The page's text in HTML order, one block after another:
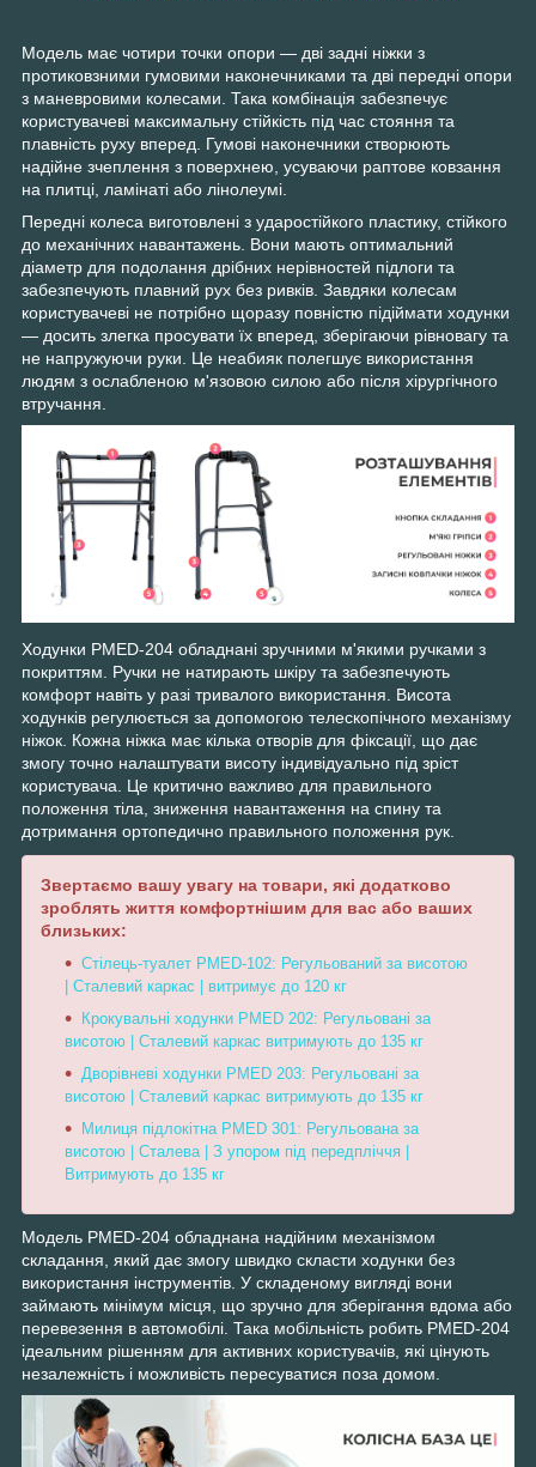
Модель має чотири точки опори — дві задні ніжки з
протиковзними гумовими наконечниками та дві передні опори
з маневровими колесами. Така комбінація забезпечує
користувачеві максимальну стійкість під час стояння та
плавність руху вперед. Гумові наконечники створюють
надійне зчеплення з поверхнею, усуваючи раптове ковзання
на плитці, ламінаті або лінолеумі.
Передні колеса виготовлені з ударостійкого пластику, стійкого
до механічних навантажень. Вони мають оптимальний
діаметр для подолання дрібних нерівностей підлоги та
забезпечують плавний рух без ривків. Завдяки колесам
користувачеві не потрібно щоразу повністю підіймати ходунки
— досить злегка просувати їх вперед, зберігаючи рівновагу та
не напружуючи руки. Це неабияк полегшує використання
людям з ослабленою м'язовою силою або після хірургічного
втручання.
Ходунки PMED-204 обладнані зручними м'якими ручками з
покриттям. Ручки не натирають шкіру та забезпечують
комфорт навіть у разі тривалого використання. Висота
ходунків регулюється за допомогою телескопічного механізму
ніжок. Кожна ніжка має кілька отворів для фіксації, що дає
змогу точно налаштувати висоту індивідуально під зріст
користувача. Це критично важливо для правильного
положення тіла, зниження навантаження на спину та
дотримання ортопедично правильного положення рук.
Звертаємо вашу увагу на товари, які додатково
зроблять життя комфортнішим для вас або ваших
близьких:
Стілець-туалет PMED-102: Регульований за висотою
| Сталевий каркас | витримує до 120 кг
Крокувальні ходунки PMED 202: Регульовані за
висотою | Сталевий каркас витримують до 135 кг
Дворівневі ходунки PMED 203: Регульовані за
висотою | Сталевий каркас витримують до 135 кг
Милиця підлокітна PMED 301: Регульована за
висотою | Сталева | З упором під передпліччя |
Витримують до 135 кг
Модель PMED-204 обладнана надійним механізмом
складання, який дає змогу швидко скласти ходунки без
використання інструментів. У складеному вигляді вони
займають мінімум місця, що зручно для зберігання вдома або
перевезення в автомобілі. Така мобільність робить PMED-204
ідеальним рішенням для активних користувачів, які цінують
незалежність і можливість пересуватися поза домом.